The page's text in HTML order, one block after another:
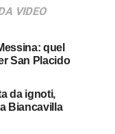
nei
casi non opera
chiedere il
VIDEO
quel
San Placido
da ignoti,
Biancavilla